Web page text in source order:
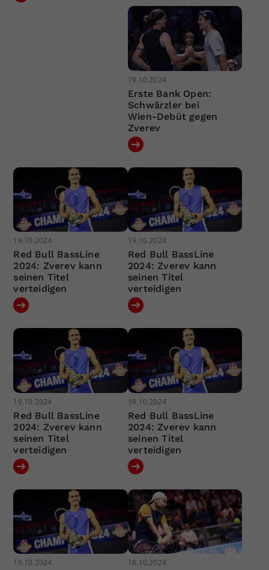
19.10.2024
Erste Bank Open:
Schwärzler bei
Wien-Debüt gegen
Zverev
19.10.2024
Red Bull BassLine
2024: Zverev kann
seinen Titel
verteidigen
19.10.2024
Red Bull BassLine
2024: Zverev kann
seinen Titel
verteidigen
19.10.2024
Red Bull BassLine
2024: Zverev kann
seinen Titel
verteidigen
19.10.2024
Red Bull BassLine
2024: Zverev kann
seinen Titel
verteidigen
19.10.2024 18.10.2024